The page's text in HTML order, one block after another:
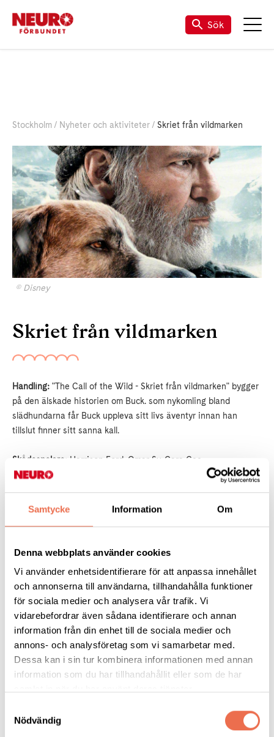
Samtycke Information Om
Denna webbplats använder cookies
Vi använder enhetsidentifierare för att anpassa innehållet
och annonserna till användarna, tillhandahålla funktioner
för sociala medier och analysera vår trafik. Vi
vidarebefordrar även sådana identifierare och annan
information från din enhet till de sociala medier och
annons- och analysföretag som vi samarbetar med.
Dessa kan i sin tur kombinera informationen med annan
information som du har tillhandahållit eller som de har
Nödvändig
Sök
Stockholm Nyheter och aktiviteter Skriet från vildmarken
© Disney
Skriet från vildmarken
Handling: "The Call of the Wild - Skriet från vildmarken" bygger
på den älskade historien om Buck. som nykomling bland
slädhundarna får Buck uppleva sitt livs äventyr innan han
tillslut finner sitt sanna kall.
Skådespelare: Harrison Ford, Omar Sy, Cara Gee.
...............................................................................................................
Filmen börjar 18.00. Längd 1 timme och 42 minuter. Stor
Gratis, vi bjuder på popcorn. Läsk eller ramlösa 10 kr.
stockholm@neuro.se
eller på telefon